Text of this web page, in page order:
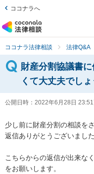
ココナラへ
ココナラ法律相談 法律Q&A
財産分割協議書
くて大丈夫でしょ
公開日時： 2022年6月28日 23:51
少し前に財産分割の相談を
返信ありがとうございました
こちらからの返信が出来な
をお願いします。